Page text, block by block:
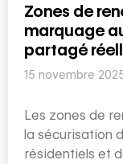
Zones de
marquage
partagé
15 novembre
Les zones de
la sécurisation
résidentiels et